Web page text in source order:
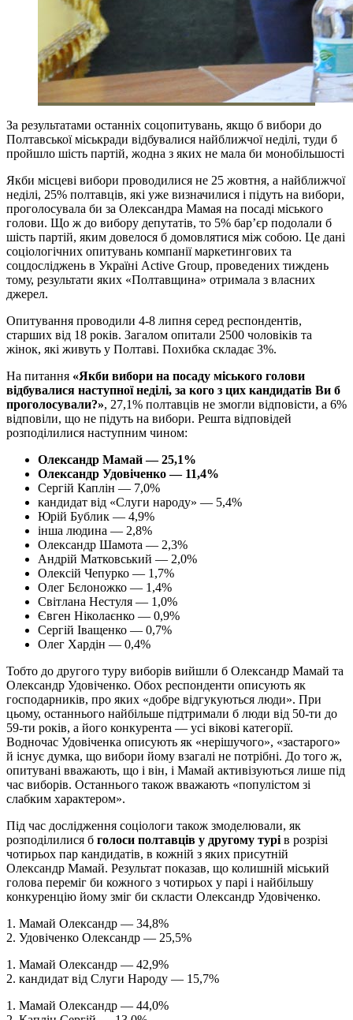
За результатами останніх соцопитувань, якщо б вибори до
Полтавської міськради відбувалися найближчої неділі, туди б
пройшло шість партій, жодна з яких не мала би монобільшості
Якби місцеві вибори проводилися не 25 жовтня, а найближчої
неділі, 25% полтавців, які уже визначилися і підуть на вибори,
проголосувала би за Олександра Мамая на посаді міського
голови. Що ж до вибору депутатів, то 5% бар’єр подолали б
шість партій, яким довелося б домовлятися між собою. Це дані
соціологічних опитувань компанії маркетингових та
соцдосліджень в Україні Active Group, проведених тиждень
тому, результати яких «Полтавщина» отримала з власних
джерел.
Опитування проводили 4-8 липня серед респондентів,
старших від 18 років. Загалом опитали 2500 чоловіків та
жінок, які живуть у Полтаві. Похибка складає 3%.
На питання «Якби вибори на посаду міського голови
відбувалися наступної неділі, за кого з цих кандидатів Ви б
проголосували?», 27,1% полтавців не змогли відповісти, а 6%
відповіли, що не підуть на вибори. Решта відповідей
розподілилися наступним чином:
Олександр Мамай — 25,1%
Олександр Удовіченко — 11,4%
Сергій Каплін — 7,0%
кандидат від «Слуги народу» — 5,4%
Юрій Бублик — 4,9%
інша людина — 2,8%
Олександр Шамота — 2,3%
Андрій Матковський — 2,0%
Олексій Чепурко — 1,7%
Олег Бєлоножко — 1,4%
Світлана Нестуля — 1,0%
Євген Ніколаєнко — 0,9%
Сергій Іващенко — 0,7%
Олег Хардін — 0,4%
Тобто до другого туру виборів вийшли б Олександр Мамай та
Олександр Удовіченко. Обох респонденти описують як
господарників, про яких «добре відгукуються люди». При
цьому, останнього найбільше підтримали б люди від 50-ти до
59-ти років, а його конкурента — усі вікові категорії.
Водночас Удовіченка описують як «нерішучого», «застарого»
й існує думка, що вибори йому взагалі не потрібні. До того ж,
опитувані вважають, що і він, і Мамай активізуються лише під
час виборів. Останнього також вважають «популістом зі
слабким характером».
Під час дослідження соціологи також змоделювали, як
розподілилися б голоси полтавців у другому турі в розрізі
чотирьох пар кандидатів, в кожній з яких присутній
Олександр Мамай. Результат показав, що колишній міський
голова переміг би кожного з чотирьох у парі і найбільшу
конкуренцію йому зміг би скласти Олександр Удовіченко.
1. Мамай Олександр — 34,8%
2. Удовіченко Олександр — 25,5%
1. Мамай Олександр — 42,9%
2. кандидат від Слуги Народу — 15,7%
1. Мамай Олександр — 44,0%